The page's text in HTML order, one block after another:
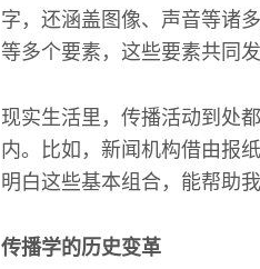
字，还涵盖图像、声音等诸
等多个要素，这些要素共同
现实生活里，传播活动到处
内。比如，新闻机构借由报
明白这些基本组合，能帮助
传播学的历史变革